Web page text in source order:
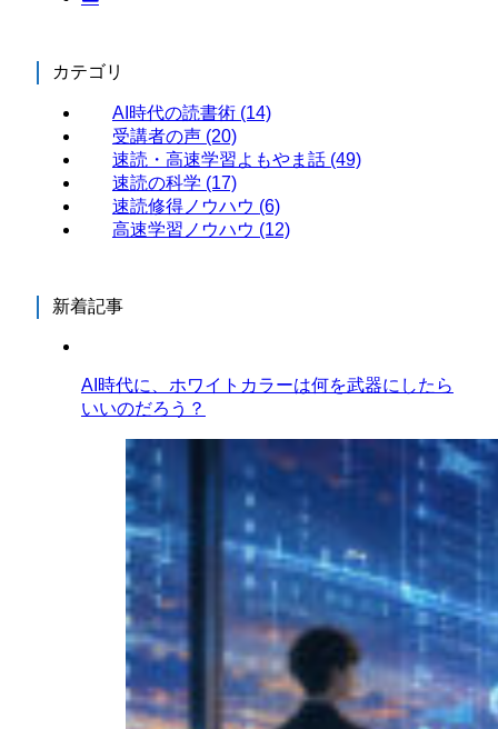
カテゴリ
AI時代の読書術 (14)
受講者の声 (20)
速読・高速学習よもやま話 (49)
速読の科学 (17)
速読修得ノウハウ (6)
高速学習ノウハウ (12)
新着記事
AI時代に、ホワイトカラーは何を武器にしたら
いいのだろう？